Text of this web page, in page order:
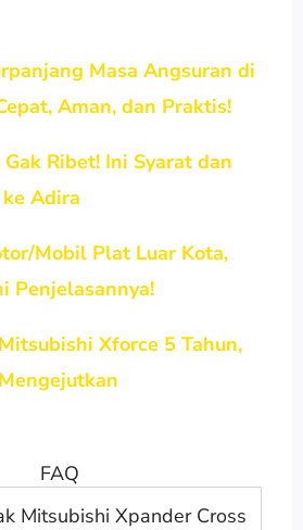
Masa Angsuran di
Aman, dan Praktis!
Ribet! Ini Syarat dan
ke Adira
Mobil Plat Luar Kota,
Penjelasannya!
Xforce 5 Tahun,
FAQ
Mitsubishi Xpander Cross